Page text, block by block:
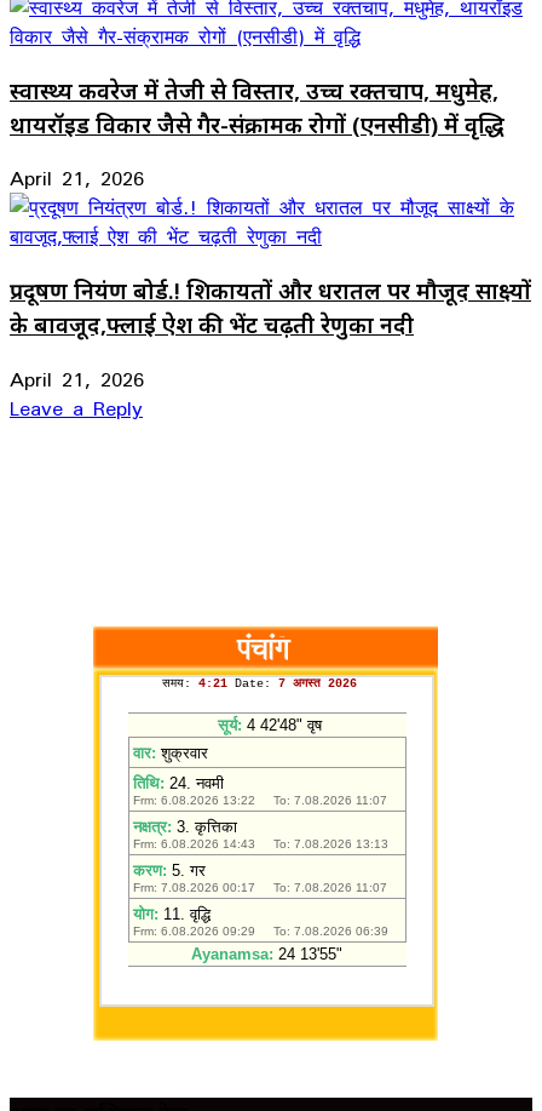
स्वास्थ्य कवरेज में तेजी से विस्तार, उच्च रक्तचाप, मधुमेह,
थायरॉइड विकार जैसे गैर-संक्रामक रोगों (एनसीडी) में वृद्धि
April 21, 2026
प्रदूषण नियंत्रण बोर्ड.! शिकायतों और धरातल पर मौजूद साक्ष्यों
के बावजूद,फ्लाई ऐश की भेंट चढ़ती रेणुका नदी
April 21, 2026
Leave a Reply